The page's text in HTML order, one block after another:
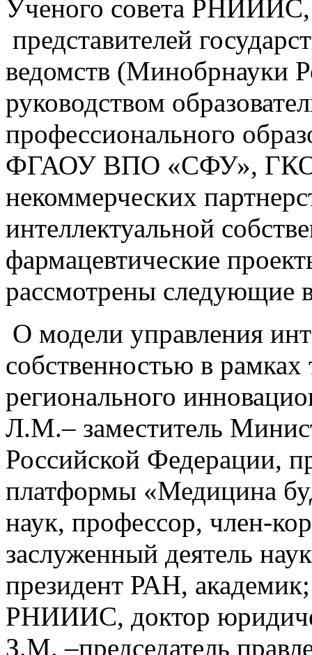
Ученого совета РНИИИС,
представителей
ведомств (Минобрнауки
руководством
профессионального
ФГАОУ ВПО «СФУ»,
некоммерческих
интеллектуальной
фармацевтические
рассмотрены следующие
О модели управления
собственностью в
регионального
Л.М.– заместитель
Российской Федерации,
платформы «Медицина
наук, профессор, член-
заслуженный деятель
президент РАН,
РНИИИС, доктор
З.М. –председатель